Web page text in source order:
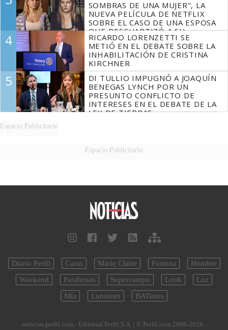
SOMBRAS DE UNA MUJER", LA
NUEVA PELÍCULA DE NETFLIX
SOBRE EL CASO DE UNA ESPOSA
QUE DESCUARTIZÓ A SU
MARIDO
4
RICARDO LORENZETTI SE
METIÓ EN EL DEBATE SOBRE LA
INHABILITACIÓN DE CRISTINA
KIRCHNER
5
DI TULLIO IMPUGNÓ A JOAQUÍN
BENEGAS LYNCH POR UN
PRESUNTO CONFLICTO DE
INTERESES EN EL DEBATE DE LA
LEY DE TIERRAS
Espacio Publicitario
Espacio Publicitario
Diario Perfil Caras Marie Claire Fortuna
Hombre
Weekend
Parabrisas Supercampo Look
Luz
Mía
Lunateen BATimes
noticias.perfil.com - Editorial Perfil S.A. | © Perfil.com 2006-2026 -